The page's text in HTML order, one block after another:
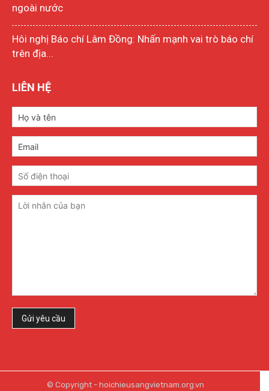
ngoài nước
Hôi nghị Báo chí Lâm Đồng: Nhấn mạnh vai trò báo chí
trên địa...
LIÊN HỆ
© Copyright - hoichieusangvietnam.org.vn